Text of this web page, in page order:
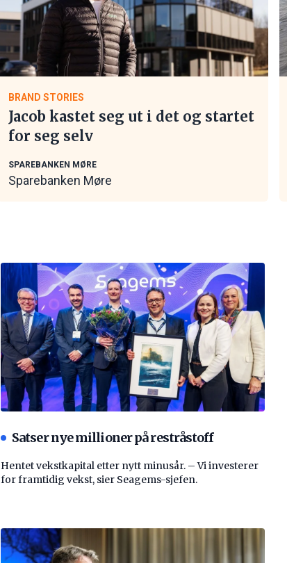
BRAND STORIES
Jacob kastet seg ut i det og startet
for seg selv
SPAREBANKEN MØRE
Sparebanken Møre
Satser nye millioner på restråstoff
Hentet vekstkapital etter nytt minusår. – Vi investerer
for framtidig vekst, sier Seagems-sjefen.